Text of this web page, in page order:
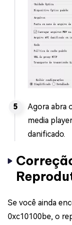
Agora abra
media
danificado.
Se você ainda
0xc10100be, o